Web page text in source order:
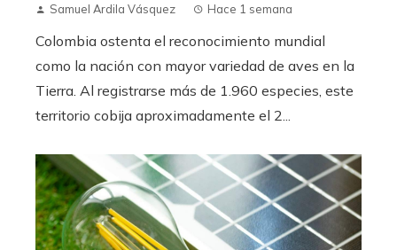
Samuel Ardila Vásquez Hace 1 semana
Colombia ostenta el reconocimiento mundial
como la nación con mayor variedad de aves en la
Tierra. Al registrarse más de 1.960 especies, este
territorio cobija aproximadamente el 2...